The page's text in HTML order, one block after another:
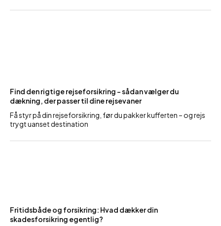
Find den rigtige rejseforsikring – sådan vælger du
dækning, der passer til dine rejsevaner
Få styr på din rejseforsikring, før du pakker kufferten – og rejs
trygt uanset destination
Fritidsbåde og forsikring: Hvad dækker din
skadesforsikring egentlig?